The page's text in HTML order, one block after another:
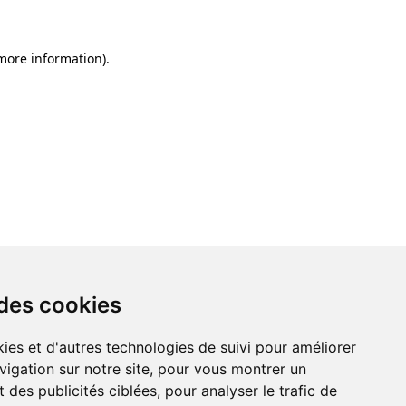
cookies
et d'autres technologies de suivi pour améliorer
sur notre site, pour vous montrer un
des publicités ciblées, pour analyser le trafic de
information).